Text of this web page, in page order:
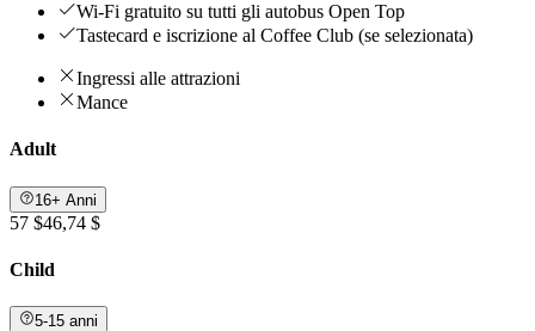
Wi-Fi gratuito su tutti gli autobus Open Top
Tastecard e iscrizione al Coffee Club (se selezionata)
Ingressi alle attrazioni
Mance
Adult
16+ Anni
57 $46,74 $
Child
5-15 anni